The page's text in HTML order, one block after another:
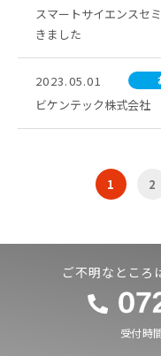
スマートサイエンスセ
きました
2023.05.01
ビケンテック株式会社
1 2
ご不明なところ
受付時